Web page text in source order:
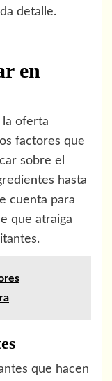
detalle.
en
la oferta
factores que
sobre el
hasta
cuenta para
que atraiga
que hacen